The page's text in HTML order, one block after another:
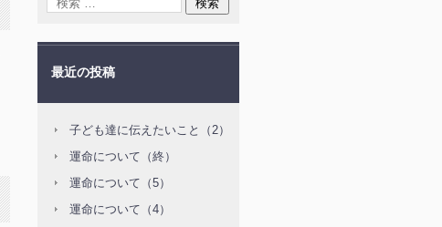
最近の投稿
子ども達に伝えたいこと（2）
運命について（終）
運命について（5）
運命について（4）